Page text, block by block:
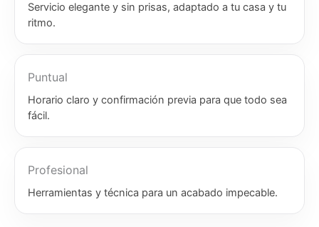
Servicio elegante y sin prisas, adaptado a tu casa y tu
ritmo.
Puntual
Horario claro y confirmación previa para que todo sea
fácil.
Profesional
Herramientas y técnica para un acabado impecable.